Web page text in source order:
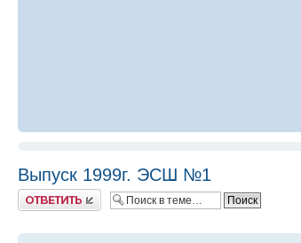
Выпуск 1999г. ЭСШ №1
Ответить